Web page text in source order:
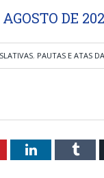
DE
, PAUTAS E ATAS
LinkedIn